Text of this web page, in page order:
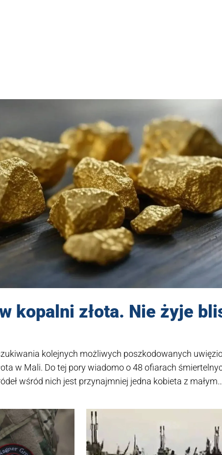
kopalni złota. Nie żyje
kolejnych możliwych poszkodowanych
w Mali. Do tej pory wiadomo o 48 ofiarach
wśród nich jest przynajmniej jedna kobieta z małym